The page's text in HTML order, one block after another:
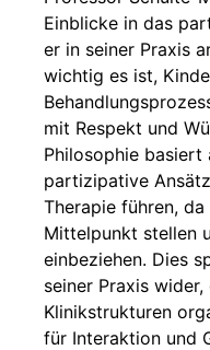
Einblicke in das
er in seiner Praxis
wichtig es ist,
mit Respekt und
Philosophie basiert
partizipative
Therapie führen,
Mittelpunkt stellen
einbeziehen. Dies
seiner Praxis
Klinikstrukturen
für Interaktion und